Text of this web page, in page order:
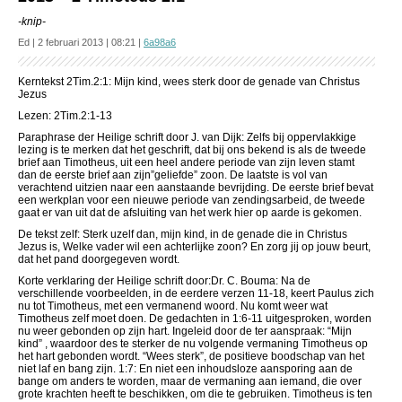
-knip-
Ed | 2 februari 2013 | 08:21 | 6a98a6
Kerntekst 2Tim.2:1: Mijn kind, wees sterk door de genade van Christus
Jezus
Lezen: 2Tim.2:1-13
Paraphrase der Heilige schrift door J. van Dijk: Zelfs bij oppervlakkige
lezing is te merken dat het geschrift, dat bij ons bekend is als de tweede
brief aan Timotheus, uit een heel andere periode van zijn leven stamt
dan de eerste brief aan zijn”geliefde” zoon. De laatste is vol van
verachtend uitzien naar een aanstaande bevrijding. De eerste brief bevat
een werkplan voor een nieuwe periode van zendingsarbeid, de tweede
gaat er van uit dat de afsluiting van het werk hier op aarde is gekomen.
De tekst zelf: Sterk uzelf dan, mijn kind, in de genade die in Christus
Jezus is, Welke vader wil een achterlijke zoon? En zorg jij op jouw beurt,
dat het pand doorgegeven wordt.
Korte verklaring der Heilige schrift door:Dr. C. Bouma: Na de
verschillende voorbeelden, in de eerdere verzen 11-18, keert Paulus zich
nu tot Timotheus, met een vermanend woord. Nu komt weer wat
Timotheus zelf moet doen. De gedachten in 1:6-11 uitgesproken, worden
nu weer gebonden op zijn hart. Ingeleid door de ter aanspraak: “Mijn
kind” , waardoor des te sterker de nu volgende vermaning Timotheus op
het hart gebonden wordt. “Wees sterk”, de positieve boodschap van het
niet laf en bang zijn. 1:7: En niet een inhoudsloze aansporing aan de
bange om anders te worden, maar de vermaning aan iemand, die over
grote krachten heeft te beschikken, om die te gebruiken. Timotheus is ten